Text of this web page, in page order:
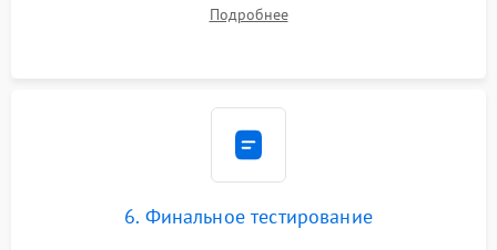
шлейфов, модулей памяти и накопителей. Предварительная
Подробнее
6. Финальное тестирование